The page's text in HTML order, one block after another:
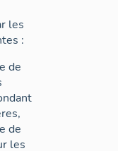
les
:
de
de
les